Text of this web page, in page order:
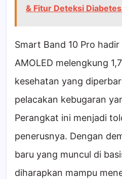
& Fitur Deteksi
Smart Band 10 Pro
AMOLED melengkung
kesehatan yang
pelacakan kebugaran
Perangkat ini menjadi
penerusnya. Dengan
baru yang muncul di
diharapkan mampu